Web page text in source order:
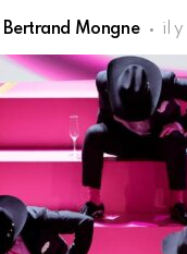
Bertrand Mongne il y